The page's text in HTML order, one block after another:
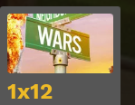
Ver
1x12